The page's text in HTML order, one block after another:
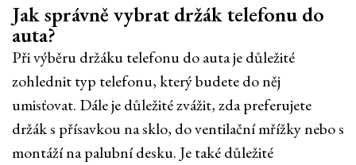
Jak správně vybrat držák telefonu do
auta?
Při výběru držáku telefonu do auta je důležité
zohlednit typ telefonu, který budete do něj
umisťovat. Dále je důležité zvážit, zda preferujete
držák s přísavkou na sklo, do ventilační mřížky nebo s
montáží na palubní desku. Je také důležité